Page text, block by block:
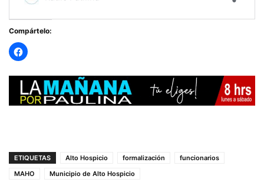
Compártelo:
ETIQUETAS Alto Hospicio formalización
funcionarios
MAHO
Municipio de Alto Hospicio